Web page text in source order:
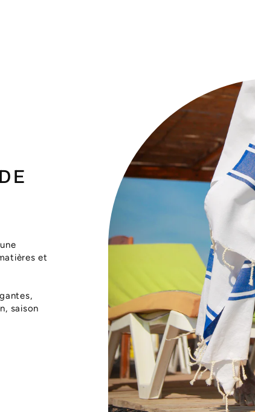
et
saison